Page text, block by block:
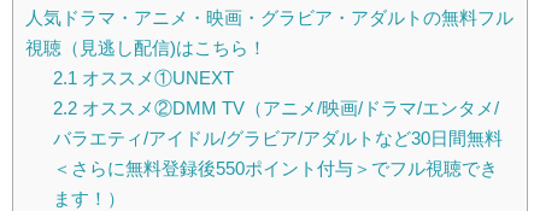
人気ドラマ・アニメ・映画・グラビア・アダルトの無料フル
視聴（見逃し配信)はこちら！
2.1 オススメ①UNEXT
2.2オススメ②DMM TV（アニメ/映画/ドラマ/エンタメ/
バラエティ/アイドル/グラビア/アダルトなど30日間無料
＜さらに無料登録後550ポイント付与＞でフル視聴でき
ます！）